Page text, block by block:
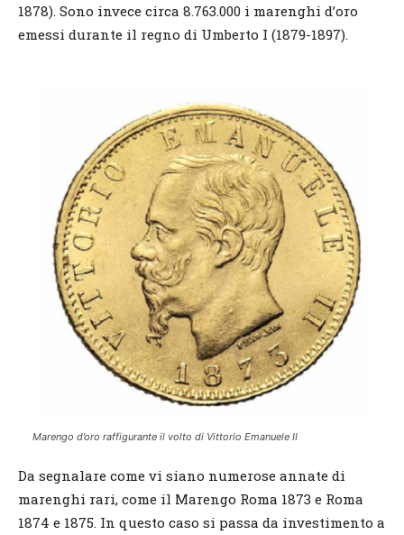
1878). Sono invece circa 8.763.000 i marenghi d’oro
emessi durante il regno di Umberto I (1879-1897).
Marengo d’oro raffigurante il volto di Vittorio Emanuele II
Da segnalare come vi siano numerose annate di
marenghi rari, come il Marengo Roma 1873 e Roma
1874 e 1875. In questo caso si passa da investimento a